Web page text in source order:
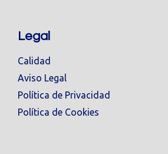
Legal
Calidad
Aviso Legal
Política de Privacidad
Política de Cookies